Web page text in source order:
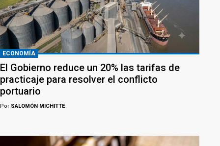
ECONOMÍA
El Gobierno reduce un 20% las tarifas de
practicaje para resolver el conflicto
portuario
Por SALOMÓN MICHITTE